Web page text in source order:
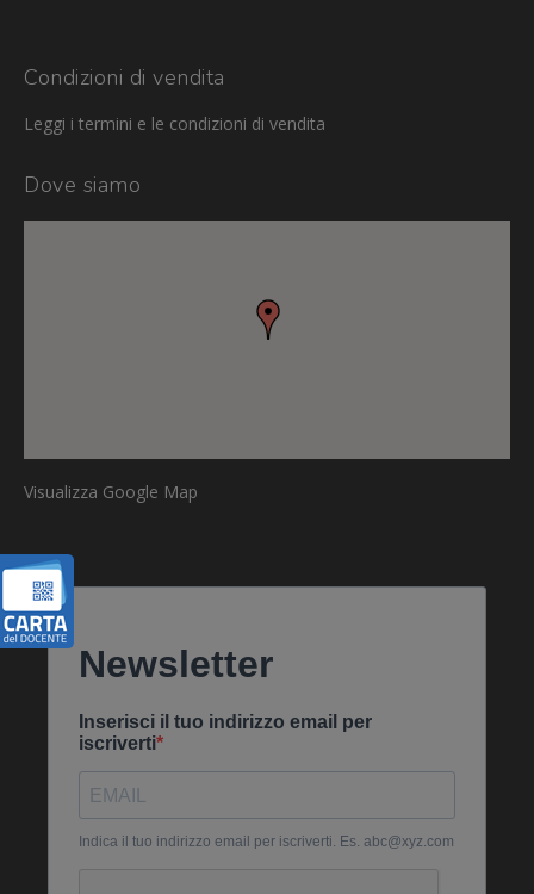
Condizioni di vendita
Leggi i termini e le condizioni di vendita
Dove siamo
Visualizza Google Map